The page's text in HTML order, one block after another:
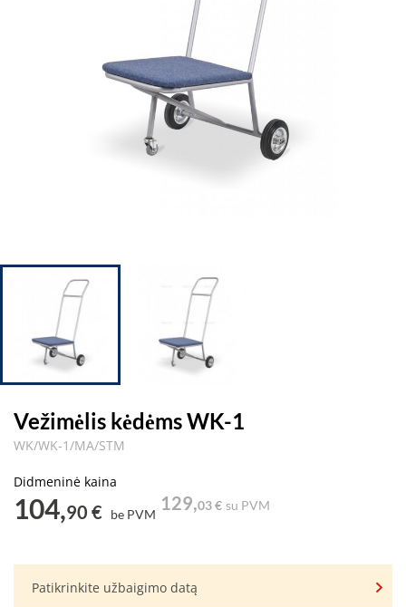
Vežimėlis kėdėms WK-1
WK/WK-1/MA/STM
Didmeninė kaina
104,90 € be PVM
129,03 € su PVM
Patikrinkite užbaigimo datą